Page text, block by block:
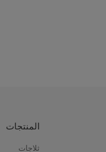
المنتجات
ثلاجات